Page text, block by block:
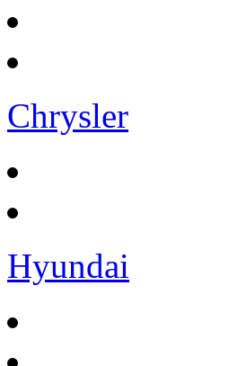
Chrysler
Hyundai